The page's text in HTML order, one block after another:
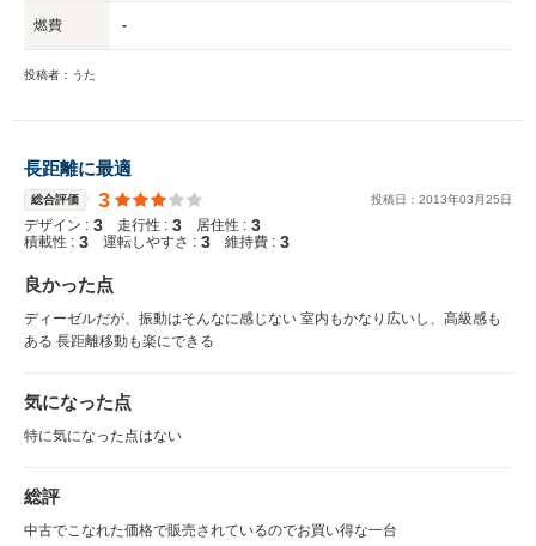
燃費 -
投稿者：うた
長距離に最適
総合評価 3 投稿日： 2013年03 月25日
デザイン : 3 走行性 : 3 居住性 : 3
積載性 : 3 運転しやすさ : 3 維持費 : 3
良かった点
ディーゼルだが、振動はそんなに感じない 室内もかなり広いし、高級感も
ある 長距離移動も楽にできる
気になった点
特に気になった点はない
総評
中古でこなれた価格で販売されているのでお買い得な一台